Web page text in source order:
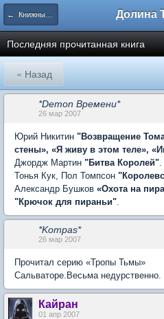
← Книжный Ряд Долина
Последняя прочитанная книга
« Назад
*Demon Времени*
26 мар 2007
Юрий Никитин "Возвращение
стены», «Я живу в этом теле»,
Джордж Мартин "Битва Королей".
Тонья Кук, Пол Томпсон
Александр Бушков «Охота на
"Крючок для пираньи".
*Kompas*
26 мар 2007
Прочитал серию «Тропы Тьмы»
Сальваторе.Весьма недурственно.
Кайран
01 апр 2007